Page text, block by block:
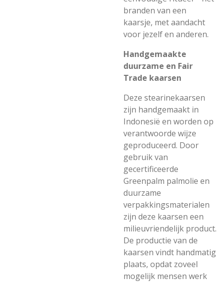
branden van een
kaarsje, met aandacht
voor jezelf en anderen.
Handgemaakte
duurzame en Fair
Trade kaarsen
Deze stearinekaarsen
zijn handgemaakt in
Indonesië en worden op
verantwoorde wijze
geproduceerd. Door
gebruik van
gecertificeerde
Greenpalm palmolie en
duurzame
verpakkingsmaterialen
zijn deze kaarsen een
milieuvriendelijk product.
De productie van de
kaarsen vindt handmatig
plaats, opdat zoveel
mogelijk mensen werk